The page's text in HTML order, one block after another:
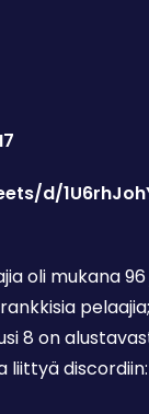
d/
oli mukana
8 on
liittyä discordiin: